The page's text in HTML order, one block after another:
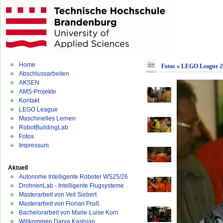
Home
Abschlussarbeiten
AKSEN
AMS-Projekte
Kontakt
LEGO League
Maschinelles Lernen
RobotBuildingLab
Fotos
Impressum
Aktuell
Autonome Intelligente Roboter WS25/26
DrohnenLab - Intelligente Flugsysteme
Masterarbeit von Veit Siebert
Masterarbeit von Florian Pruß
Bachelorarbeit von Marie-Luise Korn
Willkommen Darya Kastsian
Fotos »LEGO League